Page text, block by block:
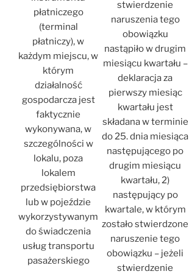
płatniczego
(terminal
płatniczy), w
każdym miejscu, w
którym
działalność
gospodarcza jest
faktycznie
wykonywana, w
szczególności w
lokalu, poza
lokalem
przedsiębiorstwa
lub w pojeździe
wykorzystywanym
do świadczenia
usług transportu
pasażerskiego
stwierdzenie
naruszenia tego
obowiązku
nastąpiło w drugim
miesiącu kwartału –
deklaracja za
pierwszy miesiąc
kwartału jest
składana w terminie
do 25. dnia miesiąca
następującego po
drugim miesiącu
kwartału, 2)
następujący po
kwartale, w którym
zostało stwierdzone
naruszenie tego
obowiązku – jeżeli
stwierdzenie